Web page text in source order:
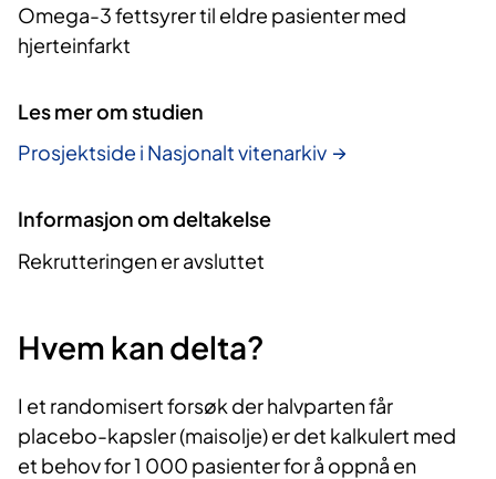
Omega-3 fettsyrer til eldre pasienter med
hjerteinfarkt
Les mer om studien
Prosjektside i Nasjonalt vitenarkiv
Informasjon om deltakelse
Rekrutteringen er avsluttet
Hvem kan delta?
I et randomisert forsøk der halvparten får
placebo-kapsler (maisolje) er det kalkulert med
et behov for 1 000 pasienter for å oppnå en